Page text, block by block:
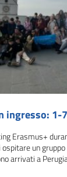
ingresso: 1-
Erasmus+
un gruppo
arrivati a